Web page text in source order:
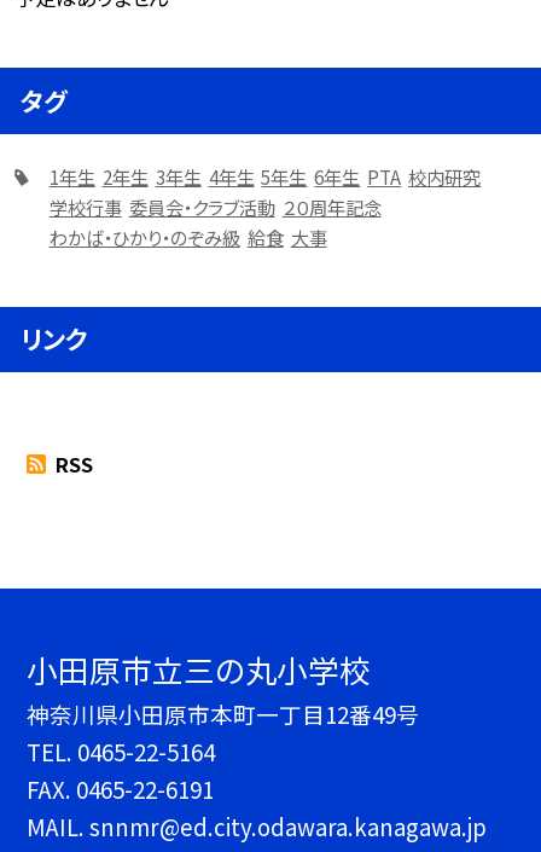
タグ
1年生 2年生 3年生 4年生 5年生 6年生 PTA 校内研究
学校行事 委員会・クラブ活動 ２０周年記念
わかば・ひかり・のぞみ級 給食 大事
リンク
RSS
小田原市立三の丸小学校
神奈川県小田原市本町一丁目12番49号
TEL. 0465-22-5164
FAX. 0465-22-6191
MAIL. snnmr@ed.city.odawara.kanagawa.jp